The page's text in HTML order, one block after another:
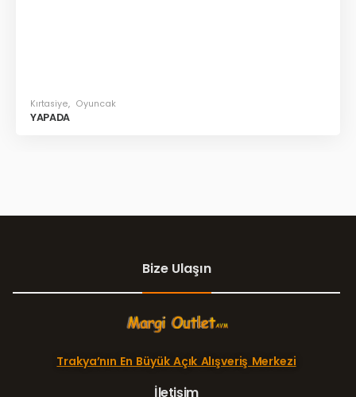
Kırtasiye, Oyuncak
YAPADA
Bize Ulaşın
Trakya’nın En Büyük Açık Alışveriş Merkezi
İletişim